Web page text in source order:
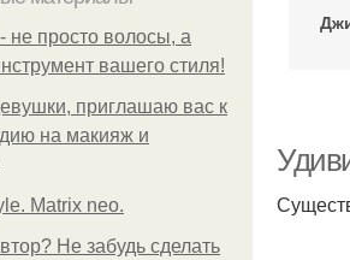
не просто волосы, а
вашего стиля!
приглашаю вас к
на макияж и
Matrix neo.
Не забудь сделать